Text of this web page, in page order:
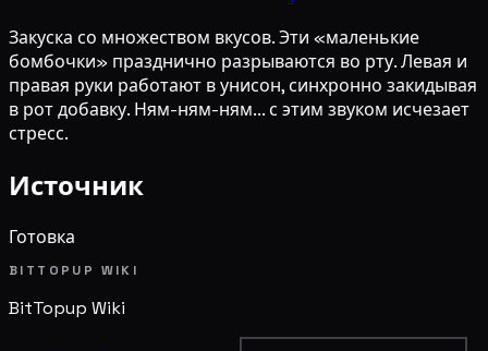
Закуска со множеством вкусов. Эти «маленькие
бомбочки» празднично разрываются во рту. Левая и
правая руки работают в унисон, синхронно закидывая
в рот добавку. Ням-ням-ням... с этим звуком исчезает
стресс.
Источник
Готовка
BITTOPUP WIKI
BitTopup Wiki